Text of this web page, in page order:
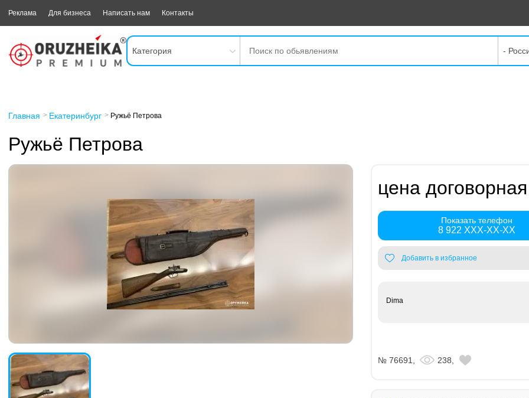
Реклама Для бизнеса Написать нам Контакты
Категория -
Главная Екатеринбург Ружьё Петрова
Ружьё Петрова
цена договорная
Показать телефон
8 922 XXX-XX-XX
Добавить в избранное
Dima
№ 76691, 238,